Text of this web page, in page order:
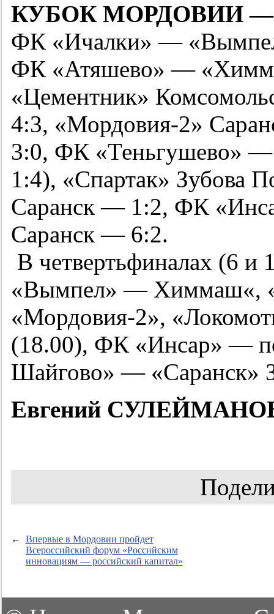
КУБОК МОРДОВИИ —
ФК «Ичалки» —
ФК «Атяшево» —
«Цементник»
4:3, «Мордовия-2»
3:0, ФК «Теньгушево»
1:4), «Спартак» Зубова
Саранск — 1:2, ФК
Саранск — 6:2.
В четвертьфиналах (6 и
«Вымпел» — Химмаш«,
«Мордовия-2»,
(18.00), ФК «Инсар» —
Шайгово» — «Саранск»
Евгений
←
Впервые в Мордовии пройдет
Всероссийский форум «Российским
инновациям — российский капитал»